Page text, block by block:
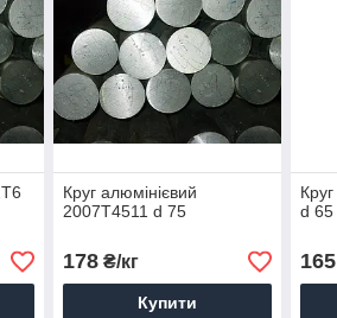
Круг алюмінієвий
2007Т4511 d 75
178₴/кг
Купити
d 65
165